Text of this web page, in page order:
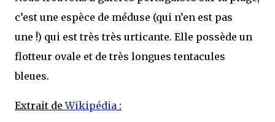
c’est une espèce de méduse (qui n’en est pas
une !) qui est très très urticante. Elle possède un
flotteur ovale et de très longues tentacules
bleues.
Extrait deWikipédia :